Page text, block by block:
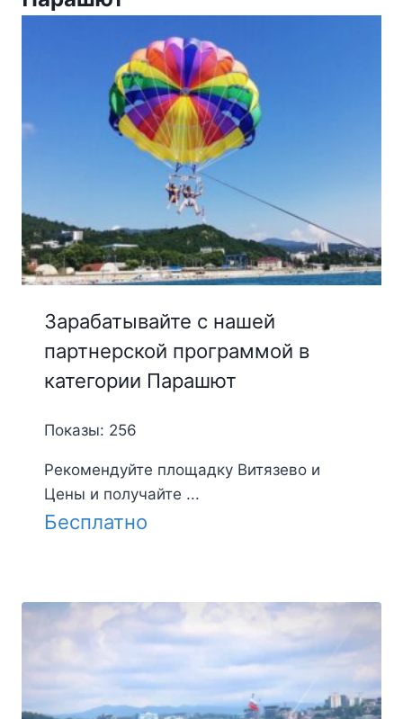
Зарабатывайте с нашей
партнерской программой в
категории Парашют
Показы: 256
Рекомендуйте площадку Витязево и
Цены и получайте ...
Бесплатно